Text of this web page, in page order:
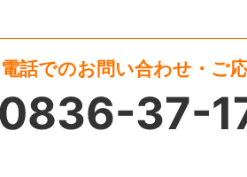
電話でのお問い合わせ・ご
0836-37-